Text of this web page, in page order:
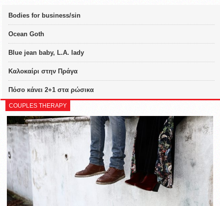
Bodies for business/sin
Ocean Goth
Blue jean baby, L.A. lady
Καλοκαίρι στην Πράγα
Πόσο κάνει 2+1 στα ρώσικα
COUPLES THERAPY